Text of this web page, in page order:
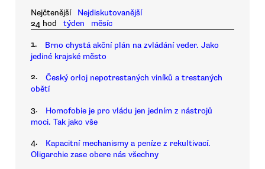
Nejčtenější
Nejdiskutovanější
24 hod
týden měsíc
1.
Brno chystá akční plán na zvládání veder. Jako
jediné krajské město
2.
Český orloj nepotrestaných viníků a trestaných
obětí
3.
Homofobie je pro vládu jen jedním z nástrojů
moci. Tak jako vše
4.
Kapacitní mechanismy a peníze z rekultivací.
Oligarchie zase obere nás všechny